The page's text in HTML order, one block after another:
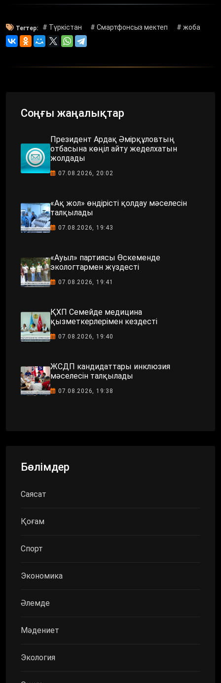
Тегтер: # Түркістан # Смартфонсыз мектеп # жоба
Соңғы жаңалықтар
Президент Ардақ Әмірқұловтың
отбасына көңіл айту жеделхатын
жолдады
07.08.2026, 20:02
«Ақ жол» өндірісті қолдау мәселесін
талқылады
07.08.2026, 19:43
«Ауыл» партиясы Өскеменде
экологтармен жүздесті
07.08.2026, 19:41
ҚХП Семейде медицина
қызметкерлерімен кездесті
07.08.2026, 19:40
ЖСДП кандидаттары инклюзия
мәселесін талқылады
07.08.2026, 19:38
Бөлімдер
Саясат
Қоғам
Спорт
Экономика
Әлемде
Мәдениет
Экология